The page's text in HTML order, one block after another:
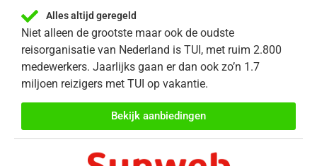
Alles altijd geregeld
Niet alleen de grootste maar ook de oudste
reisorganisatie van Nederland is TUI, met ruim 2.800
medewerkers. Jaarlijks gaan er dan ook zo’n 1.7
miljoen reizigers met TUI op vakantie.
Bekijk aanbiedingen